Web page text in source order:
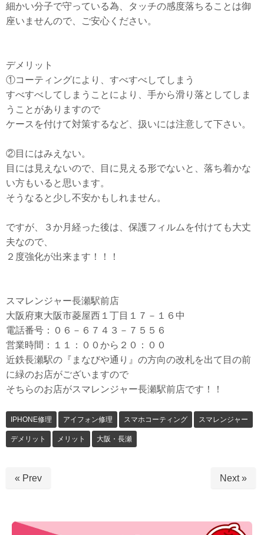
細かい分子で守っている為、タッチの感度落ちることは御
座いませんので、ご安心ください。
デメリット
①コーティングにより、すべすべしてしまう
すべすべしてしまうことにより、手から滑り落としてしま
うことがありますので
ケースを付けて対策するなど、扱いには注意して下さい。
②目にはみえない。
目には見えないので、目に見える形でないと、落ち着かな
い方もいると思います。
そうなると少し不安かもしれません。
ですが、３か月経った後は、保護フィルムを付けても大丈
夫なので、
２度強化が出来ます！！！
スマレンジャー長瀬駅前店
大阪府東大阪市菱屋西１丁目１７－１６中
電話番号：０６－６７４３－７５５６
営業時間：１１：００から２０：００
近鉄長瀬駅の『まなびや通り』の方向の改札を出て目の前
に緑のお店がございますので
そちらのお店がスマレンジャー長瀬駅前店です！！
IPHONE修理 アイフォン修理 スマホコーティング スマレンジャー
デメリット メリット 大阪・長瀬
« Prev Next »